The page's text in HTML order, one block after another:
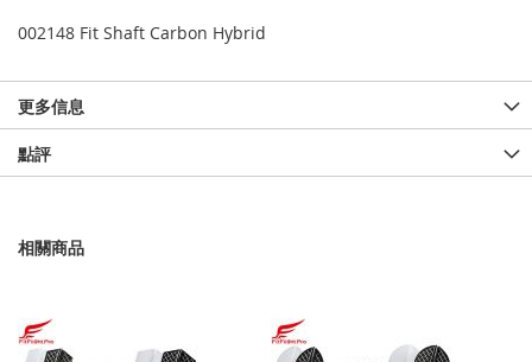
002148 Fit Shaft Carbon Hybrid
更多信息
點評
相關商品